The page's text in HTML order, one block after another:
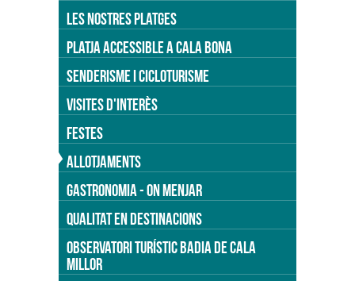
LES NOSTRES PLATGES
PLATJA ACCESSIBLE A CALA BONA
SENDERISME I CICLOTURISME
VISITES D'INTERÈS
FESTES
ALLOTJAMENTS
GASTRONOMIA - ON MENJAR
QUALITAT EN DESTINACIONS
OBSERVATORI TURÍSTIC BADIA DE CALA
MILLOR